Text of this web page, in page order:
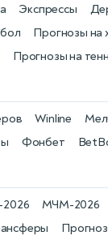
Прогнозы на
Экспрессы
Прогнозы на
Фонбет
Winline
МЧМ-2026